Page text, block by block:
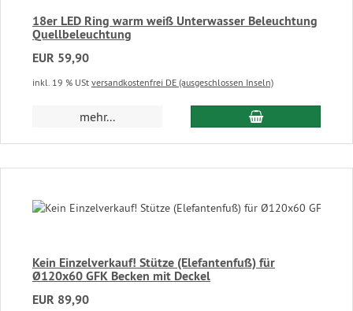
18er LED Ring warm weiß Unterwasser Beleuchtung
Quellbeleuchtung
EUR 59,90
inkl. 19 % USt versandkostenfrei DE (ausgeschlossen Inseln)
mehr... In den
Kein Einzelverkauf! Stütze (Elefantenfuß) für
Ø120x60 GFK Becken mit Deckel
EUR 89,90